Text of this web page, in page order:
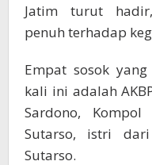
Jatim turut
penuh terhadap
Empat sosok
kali ini adalah
Sardono,
Sutarso, istri
Sutarso.